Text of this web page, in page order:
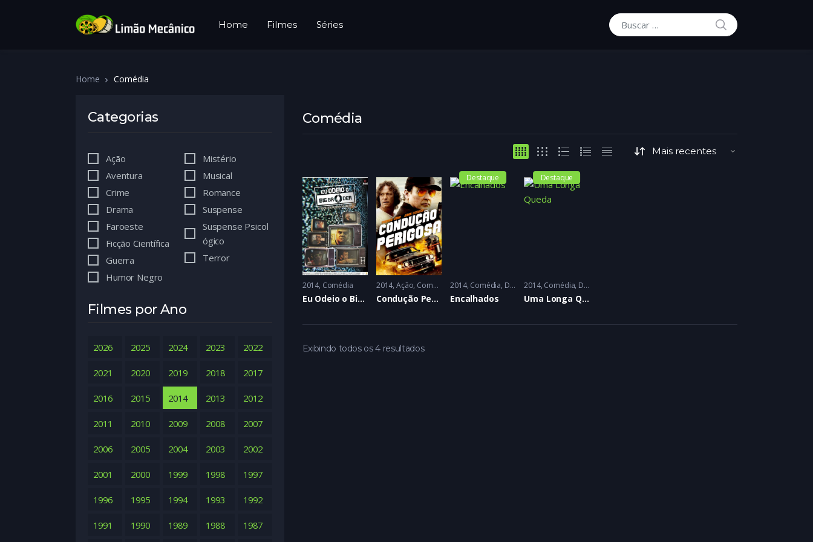
Home Filmes Séries
Buscar por:
BUSCAR
Home Comédia
Comédia
2014 Comédia
Eu Odeio o Big Bróder
2014 Ação, Comédia ,Crime
Condução Perigosa
Destaque
2014 Comédia, Drama ,Romance
Encalhados
Destaque
2014 Comédia, Drama
Uma Longa Queda
Exibindo todos os 4 resultados
Categorias
Ação
Aventura
Crime
Drama
Faroeste
Ficção Científica
Guerra
Humor Negro
Mistério
Musical
Romance
Suspense
Suspense Psicol
ógico
Terror
Filmes por Ano
2026 2025 2024 2023 2022
2021 2020 2019 2018 2017
2016 2015 2014 2013 2012
2011 2010 2009 2008 2007
2006 2005 2004 2003 2002
2001 2000 1999 1998 1997
1996 1995 1994 1993 1992
1991 1990 1989 1988 1987